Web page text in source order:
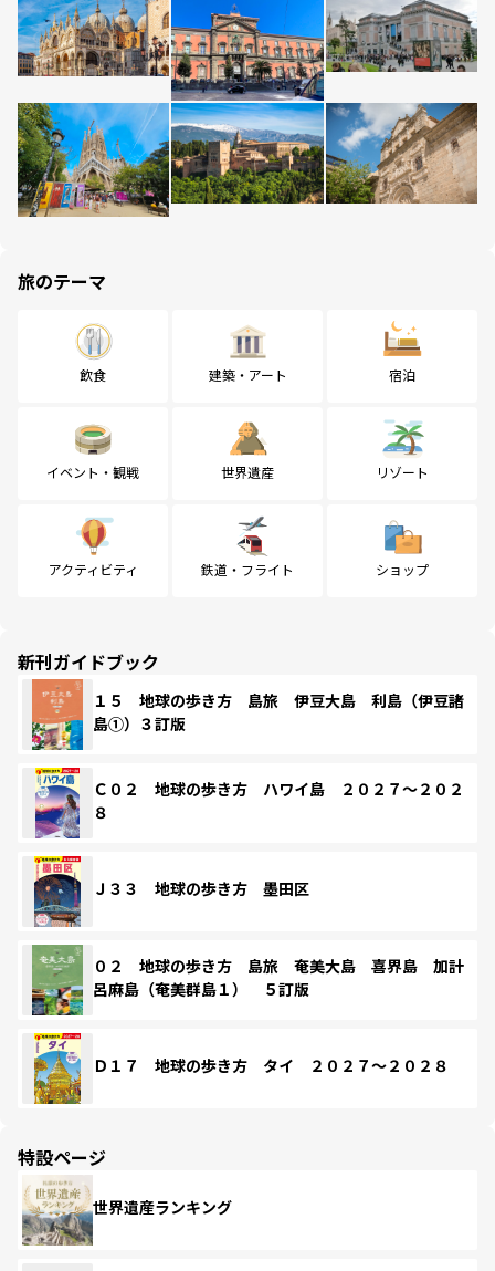
旅のテーマ
飲食 建築・アート 宿泊
イベント・観戦 世界遺産 リゾート
アクティビティ 鉄道・フライト ショップ
新刊ガイドブック
１５ 地球の歩き方 島旅 伊豆大島 利島（伊豆諸
島①）３訂版
Ｃ０２ 地球の歩き方 ハワイ島 ２０２７～２０２
８
Ｊ３３ 地球の歩き方 墨田区
０２ 地球の歩き方 島旅 奄美大島 喜界島 加計
呂麻島（奄美群島１） ５訂版
Ｄ１７ 地球の歩き方 タイ ２０２７～２０２８
特設ページ
世界遺産ランキング